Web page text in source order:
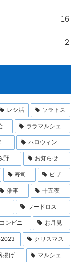
16
2
レシ活 ソラトス
ララマルシェ
ハロウィン
野 お知らせ
寿司 ピザ
催事 十五夜
フードロス
コンビニ お月見
クリスマス
揚げ マルシェ